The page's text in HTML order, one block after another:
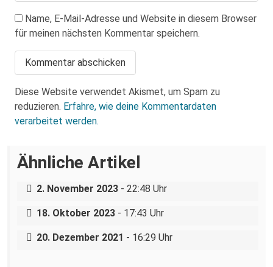
Name, E-Mail-Adresse und Website in diesem Browser
für meinen nächsten Kommentar speichern.
Diese Website verwendet Akismet, um Spam zu
reduzieren. Erfahre, wie deine Kommentardaten
verarbeitet werden.
Ähnliche Artikel
Antifaschistische Bildungsfahrt: Athen –
2. November 2023 - 22:48 Uhr
Neues Pirnaer Bündnis bietet AfD die
18. Oktober 2023 - 17:43 Uhr
20. Dezember 2021 - 16:29 Uhr